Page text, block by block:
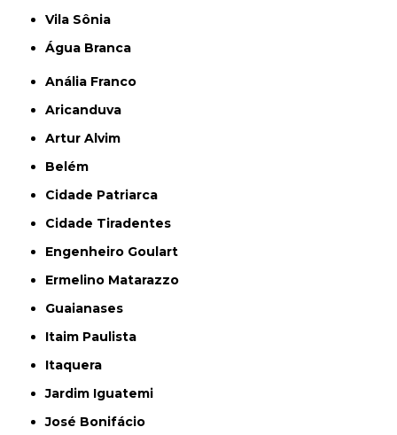
Vila Sônia
Água Branca
Anália Franco
Aricanduva
Artur Alvim
Belém
Cidade Patriarca
Cidade Tiradentes
Engenheiro Goulart
Ermelino Matarazzo
Guaianases
Itaim Paulista
Itaquera
Jardim Iguatemi
José Bonifácio